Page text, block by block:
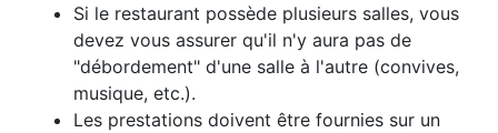
Si le restaurant possède plusieurs salles, vous
devez vous assurer qu'il n'y aura pas de
"débordement" d'une salle à l'autre (convives,
musique, etc.).
Les prestations doivent être fournies sur un